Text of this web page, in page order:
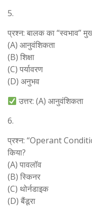
5.
प्रश्न: बालक का “स्वभाव”
(A) आनुवंशिकता
(B) शिक्षा
(C) पर्यावरण
(D) अनुभव
उत्तर: (A) आनुवंशिकता
6.
प्रश्न: “Operant
किया?
(A) पावलॉव
(B) स्किनर
(C) थोर्नडाइक
(D) बैंडूरा